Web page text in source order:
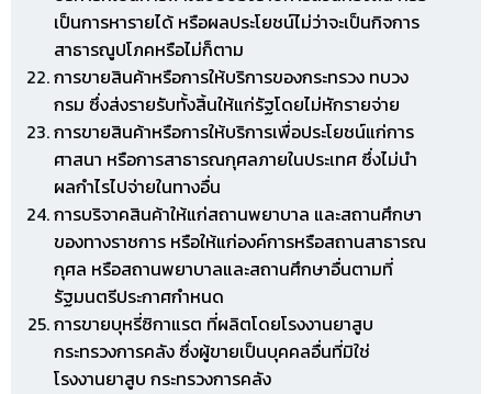
เป็นการหารายได้ หรือผลประโยชน์ไม่ว่าจะเป็นกิจการ
สาธารณูปโภคหรือไม่ก็ตาม
การขายสินค้าหรือการให้บริการของกระทรวง ทบวง
กรม ซึ่งส่งรายรับทั้งสิ้นให้แก่รัฐโดยไม่หักรายจ่าย
การขายสินค้าหรือการให้บริการเพื่อประโยชน์แก่การ
ศาสนา หรือการสาธารณกุศลภายในประเทศ ซึ่งไม่นำ
ผลกำไรไปจ่ายในทางอื่น
การบริจาคสินค้าให้แก่สถานพยาบาล และสถานศึกษา
ของทางราชการ หรือให้แก่องค์การหรือสถานสาธารณ
กุศล หรือสถานพยาบาลและสถานศึกษาอื่นตามที่
รัฐมนตรีประกาศกำหนด
การขายบุหรี่ซิกาแรต ที่ผลิตโดยโรงงานยาสูบ
กระทรวงการคลัง ซึ่งผู้ขายเป็นบุคคลอื่นที่มิใช่
โรงงานยาสูบ กระทรวงการคลัง